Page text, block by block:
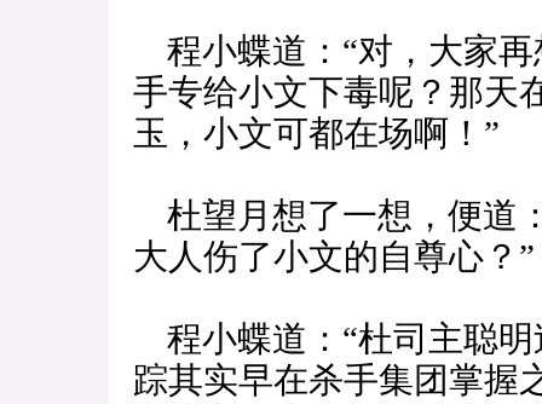
程小蝶道：“对，大家
手专给小文下毒呢？那天
玉，小文可都在场啊！”
杜望月想了一想，便道
大人伤了小文的自尊心？”
程小蝶道：“杜司主聪
踪其实早在杀手集团掌握